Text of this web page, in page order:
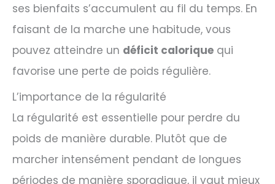
ses bienfaits s’accumulent au fil du temps. En
faisant de la marche une habitude, vous
pouvez atteindre un déficit calorique qui
favorise une perte de poids régulière.
L’importance de la régularité
La régularité est essentielle pour perdre du
poids de manière durable. Plutôt que de
marcher intensément pendant de longues
périodes de manière sporadique, il vaut mieux